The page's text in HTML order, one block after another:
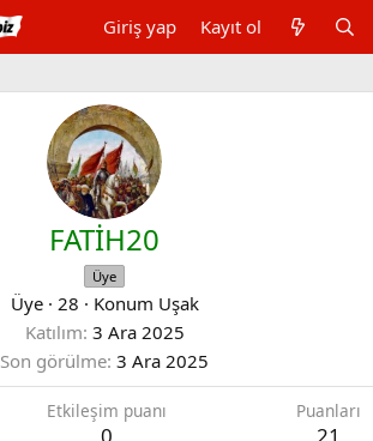
Giriş yap Kayıt ol
FATİH20
Üye
Üye · 28 · Konum Uşak
Katılım 3 Ara 2025
Son görülme 3 Ara 2025
Etkileşim puanı Puanları